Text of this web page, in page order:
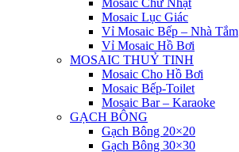
Mosaic Chữ Nhật
Mosaic Lục Giác
Vỉ Mosaic Bếp – Nhà Tắm
Vỉ Mosaic Hồ Bơi
MOSAIC THUỶ TINH
Mosaic Cho Hồ Bơi
Mosaic Bếp-Toilet
Mosaic Bar – Karaoke
GẠCH BÔNG
Gạch Bông 20×20
Gạch Bông 30×30